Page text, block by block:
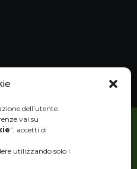
dell’utente.
vai su
”, accetti di
utilizzando solo i